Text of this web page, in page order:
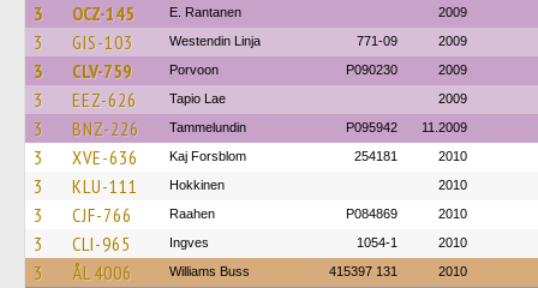
3 OCZ-145 E. Rantanen 2009
3 GIS-103 Westendin Linja 771-09 2009
3 CLV-759 Porvoon P090230 2009
3 EEZ-626 Tapio Lae 2009
3 BNZ-226 Tammelundin P095942 11.2009
3 XVE-636 Kaj Forsblom 254181 2010
3 KLU-111 Hokkinen 2010
3 CJF-766 Raahen P084869 2010
3 CLI-965 Ingves 1054-1 2010
3 ÅL 4006 Williams Buss 415397 131 2010